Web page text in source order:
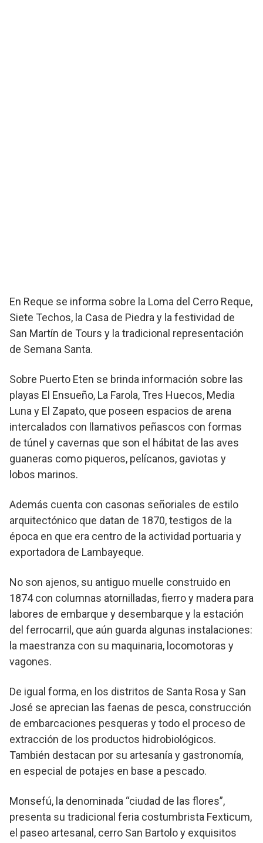
En Reque se informa sobre la Loma del Cerro Reque,
Siete Techos, la Casa de Piedra y la festividad de
San Martín de Tours y la tradicional representación
de Semana Santa.
Sobre Puerto Eten se brinda información sobre las
playas El Ensueño, La Farola, Tres Huecos, Media
Luna y El Zapato, que poseen espacios de arena
intercalados con llamativos peñascos con formas
de túnel y cavernas que son el hábitat de las aves
guaneras como piqueros, pelícanos, gaviotas y
lobos marinos.
Además cuenta con casonas señoriales de estilo
arquitectónico que datan de 1870, testigos de la
época en que era centro de la actividad portuaria y
exportadora de Lambayeque.
No son ajenos, su antiguo muelle construido en
1874 con columnas atornilladas, fierro y madera para
labores de embarque y desembarque y la estación
del ferrocarril, que aún guarda algunas instalaciones:
la maestranza con su maquinaria, locomotoras y
vagones.
De igual forma, en los distritos de Santa Rosa y San
José se aprecian las faenas de pesca, construcción
de embarcaciones pesqueras y todo el proceso de
extracción de los productos hidrobiológicos.
También destacan por su artesanía y gastronomía,
en especial de potajes en base a pescado.
Monsefú, la denominada “ciudad de las flores”,
presenta su tradicional feria costumbrista Fexticum,
el paseo artesanal, cerro San Bartolo y exquisitos